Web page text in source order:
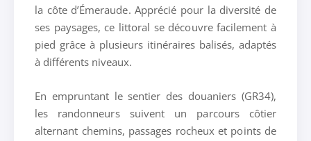
la côte d’Émeraude. Apprécié pour la diversité de
ses paysages, ce littoral se découvre facilement à
pied grâce à plusieurs itinéraires balisés, adaptés
à différents niveaux.
En empruntant le sentier des douaniers (GR34),
les randonneurs suivent un parcours côtier
alternant chemins, passages rocheux et points de